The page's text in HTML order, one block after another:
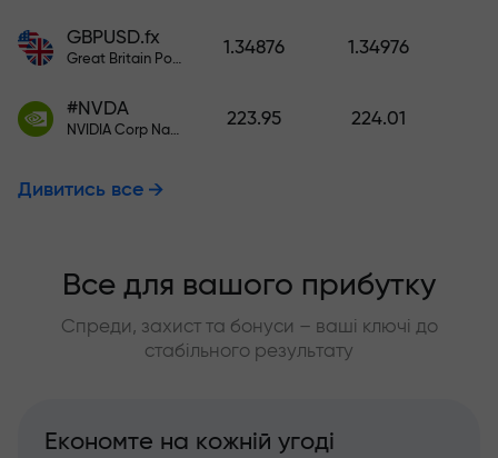
GBPUSD.fx
Great Britain Pound vs US Dollar
1.34876 1.34976
#NVDA
NVIDIA Corp Nasdaq Stock Exchange (Nasdaq) USD
223.95 224.01
Дивитись все
Все для вашого прибутку
Спреди, захист та бонуси – ваші ключі до
стабільного результату
Економте на кожній угоді